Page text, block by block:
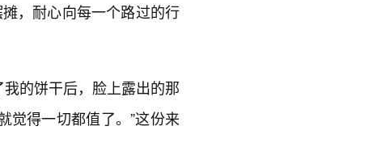
，耐心向每一个路过的行
的饼干后，脸上露出的那
觉得一切都值了。”这份来